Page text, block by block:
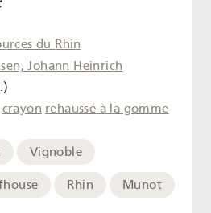
du Rhin
Johann Heinrich
crayon rehaussé à la gomme
Vignoble
Rhin Munot